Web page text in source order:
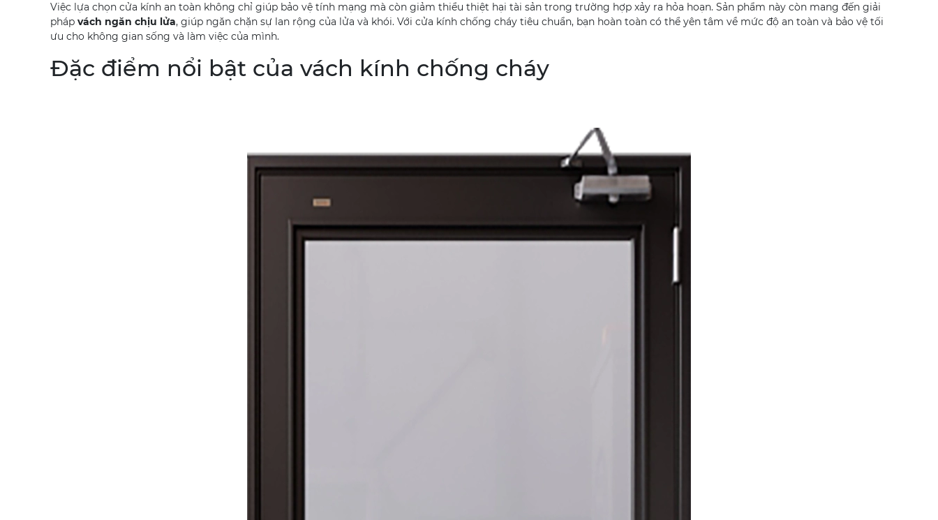
Việc lựa chọn cửa kính an toàn không chỉ giúp bảo vệ tính mạng mà còn giảm thiểu thiệt hại tài sản trong trường hợp xảy ra hỏa hoạn. Sản phẩm này còn mang đến giải
pháp vách ngăn chịu lửa, giúp ngăn chặn sự lan rộng của lửa và khói. Với cửa kính chống cháy tiêu chuẩn, bạn hoàn toàn có thể yên tâm về mức độ an toàn và bảo vệ tối
ưu cho không gian sống và làm việc của mình.
Đặc điểm nổi bật của vách kính chống cháy